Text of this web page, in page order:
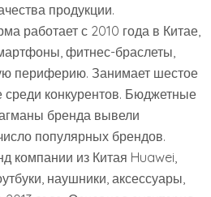
продукции.
работает с 2010 года в Китае,
фитнес-браслеты,
периферию. Занимает шестое
среди конкурентов. Бюджетные
бренда вывели
популярных брендов.
компании из Китая Huawei,
наушники, аксессуары,